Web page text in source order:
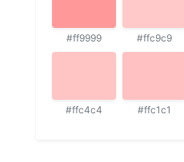
#ff9999 #ffc9c9
#ffc4c4 #ffc1c1